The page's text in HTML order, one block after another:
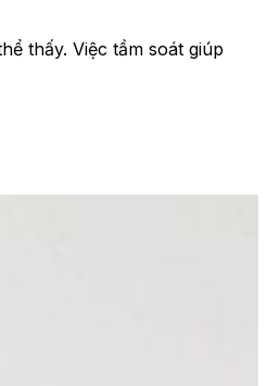
thấy. Việc tầm soát giúp